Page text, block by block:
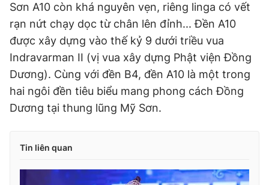
Tổng biên tập: Nguyễn Ngọc Toàn
Phó tổng biên tập thường trực: Hải Thành
Phó tổng biên tập: Lâm Hiếu Dũng
Phó tổng biên tập: Trần Việt Hưng
Tổng thư ký tòa soạn: Đức Trung
Giấy phép xuất bản số 110/GP - BTTTT cấp ngày 24.3.2020
© 2003-2026 Bản quyền thuộc về Báo Thanh Niên. Cấm sao
chép dưới mọi hình thức nếu không có sự chấp thuận bằng văn
bản. Phát triển bởi ePi Technologies, JSC.
Sơn A10 còn khá nguyên vẹn, riêng linga có vết
rạn nứt chạy dọc từ chân lên đỉnh... Đền A10
được xây dựng vào thế kỷ 9 dưới triều vua
Indravarman II (vị vua xây dựng Phật viện Đồng
Dương). Cùng với đền B4, đền A10 là một trong
hai ngôi đền tiêu biểu mang phong cách Đồng
Dương tại thung lũng Mỹ Sơn.
Tin liên quan